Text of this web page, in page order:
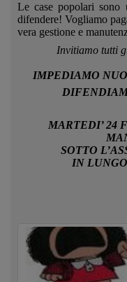
Le case popolari sono
difendere! Vogliamo
vera gestione e
Invitiamo tutti
IMPEDIAMO
MARTEDI’ 24
SOTTO
IN